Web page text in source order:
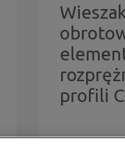
profili